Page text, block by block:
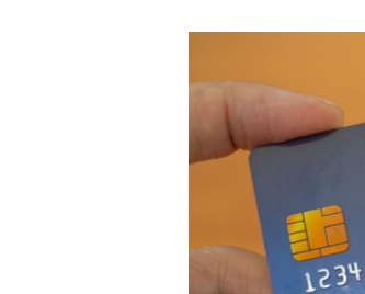
起業家インタビュー